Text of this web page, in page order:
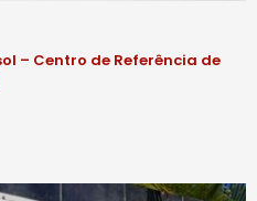
– Centro de Referência de